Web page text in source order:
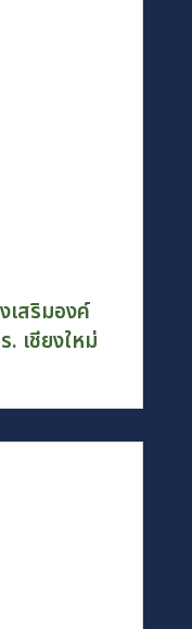
เสริมองค์
เชียงใหม่